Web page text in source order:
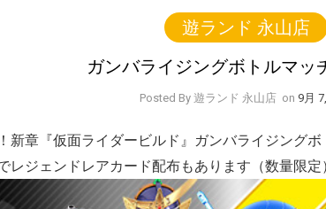
遊ランド 永山店
ガンバライジングボトルマッ
Posted By 遊ランド 永山店 on 9月
新章『仮面ライダービルド』ガンバライジングボ
レジェンドレアカード配布もあります（数量限